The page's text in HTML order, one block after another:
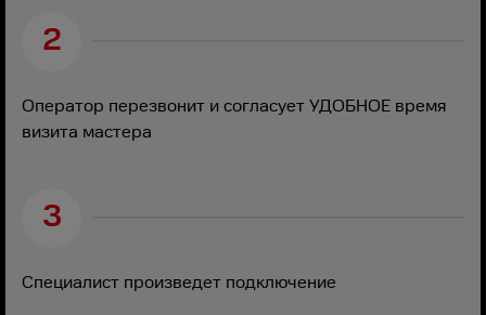
2
Оператор перезвонит и согласует УДОБНОЕ время
визита мастера
3
Специалист произведет подключение